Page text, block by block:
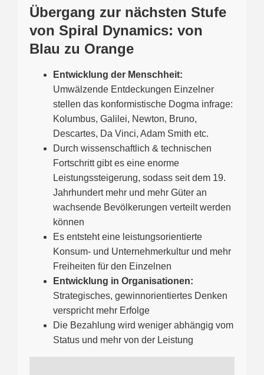
Übergang zur nächsten Stufe
von Spiral Dynamics: von
Blau zu Orange
Entwicklung der Menschheit:
Umwälzende Entdeckungen Einzelner
stellen das konformistische Dogma infrage:
Kolumbus, Galilei, Newton, Bruno,
Descartes, Da Vinci, Adam Smith etc.
Durch wissenschaftlich & technischen
Fortschritt gibt es eine enorme
Leistungssteigerung, sodass seit dem 19.
Jahrhundert mehr und mehr Güter an
wachsende Bevölkerungen verteilt werden
können
Es entsteht eine leistungsorientierte
Konsum- und Unternehmerkultur und mehr
Freiheiten für den Einzelnen
Entwicklung in Organisationen:
Strategisches, gewinnorientiertes Denken
verspricht mehr Erfolge
Die Bezahlung wird weniger abhängig vom
Status und mehr von der Leistung